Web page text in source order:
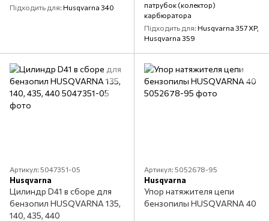
Підходить для Husqvarna 340
патрубок (колектор)
карбюратора
Підходить для Husqvarna 357 XP,
Husqvarna 359
Артикул: 5047351-05
Husqvarna
Цилиндр D41 в сборе для
бензопил HUSQVARNA 135,
140, 435, 440
Артикул: 5052678-95
Husqvarna
Упор натяжителя цепи
бензопилы HUSQVARNA 40